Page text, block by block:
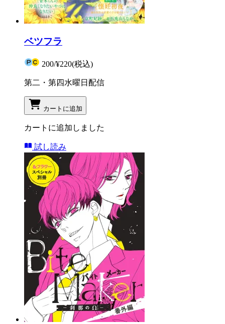
ベツフラ
200/¥220(税込)
第二・第四水曜日配信
カートに追加
カートに追加しました
試し読み